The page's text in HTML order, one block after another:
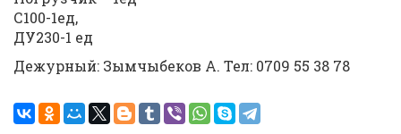
С100-1ед,
ДУ230-1 ед
Дежурный: Зымчыбеков А. Тел: 0709 55 38 78